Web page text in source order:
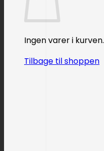
Ingen varer i kurven.
Tilbage til shoppen